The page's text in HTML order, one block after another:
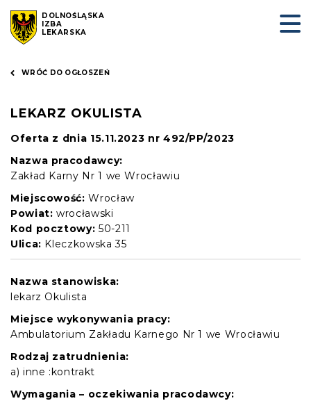
DOLNOŚLĄSKA
IZBA
LEKARSKA
WRÓĆ DO OGŁOSZEŃ
LEKARZ OKULISTA
Oferta z dnia 15.11.2023 nr 492/PP/2023
Nazwa pracodawcy:
Zakład Karny Nr 1 we Wrocławiu
Miejscowość: Wrocław
Powiat: wrocławski
Kod pocztowy: 50-211
Ulica: Kleczkowska 35
Nazwa stanowiska:
lekarz Okulista
Miejsce wykonywania pracy:
Ambulatorium Zakładu Karnego Nr 1 we Wrocławiu
Rodzaj zatrudnienia:
a) inne :kontrakt
Wymagania – oczekiwania pracodawcy: